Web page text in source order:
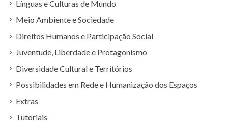
Línguas e Culturas de Mundo
Meio Ambiente e Sociedade
Direitos Humanos e Participação Social
Juventude, Liberdade e Protagonismo
Diversidade Cultural e Territórios
Possibilidades em Rede e Humanização dos Espaços
Extras
Tutoriais